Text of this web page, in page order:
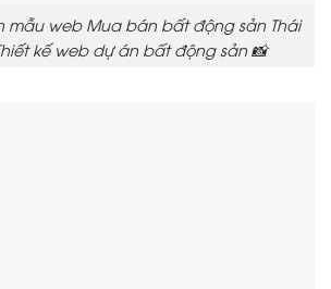
mẫu web Mua bán bất động sản Thái
kế web dự án bất động sản 📸